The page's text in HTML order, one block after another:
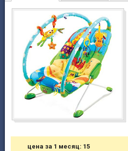
цена за 1 месяц: 15